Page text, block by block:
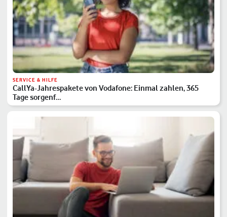
SERVICE & HILFE
CallYa-Jahrespakete von Vodafone: Einmal zahlen, 365
Tage sorgenf…